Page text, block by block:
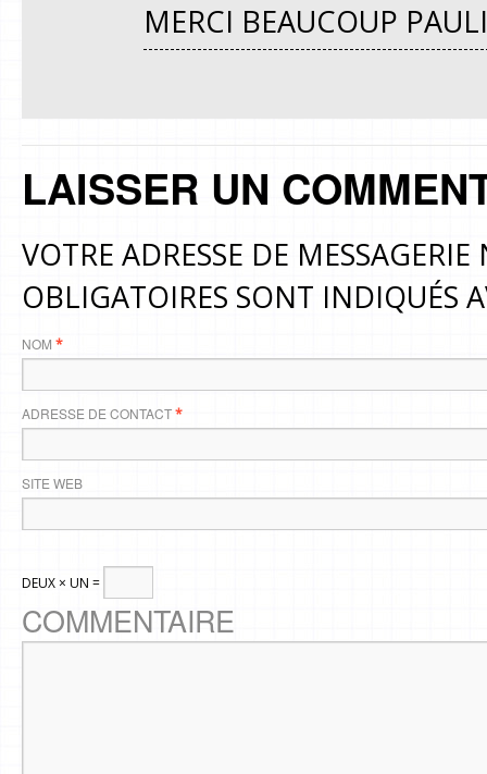
MERCI BEAUCOUP
LAISSER UN
VOTRE ADRESSE DE
OBLIGATOIRES SONT INDIQUÉS
NOM *
ADRESSE DE CONTACT*
SITE WEB
DEUX × UN =
COMMENTAIRE